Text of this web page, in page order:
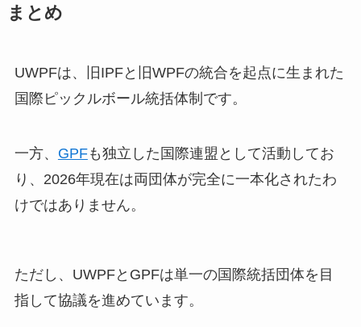
まとめ
UWPFは、旧IPFと旧WPFの統合を起点に生まれた
国際ピックルボール統括体制です。
一方、 GPFも独立した国際連盟として活動してお
り、2026年現在は両団体が完全に一本化されたわ
けではありません。
ただし、UWPFとGPFは単一の国際統括団体を目
指して協議を進めています。